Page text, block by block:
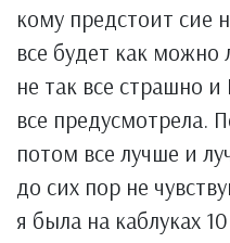
кому предстоит сие
все будет как можно
не так все страшно
все предусмотрела.
потом все лучше и
до сих пор не
я была на каблуках